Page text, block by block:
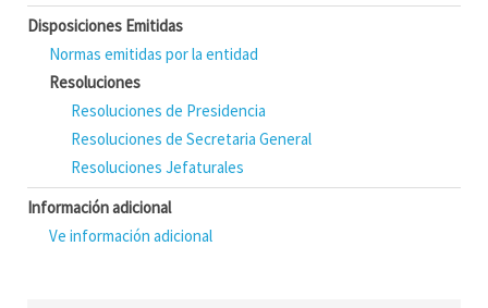
Disposiciones Emitidas
Normas emitidas por la entidad
Resoluciones
Resoluciones de Presidencia
Resoluciones de Secretaria General
Resoluciones Jefaturales
Información adicional
Ve información adicional